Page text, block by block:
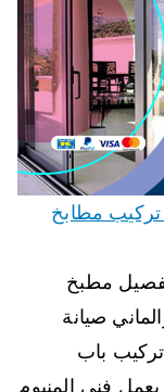
المطلاع 52227343 فني تركيب مطابخ
مطبخ
صيانة
تركيب باب
يعمل فنى المنيوم